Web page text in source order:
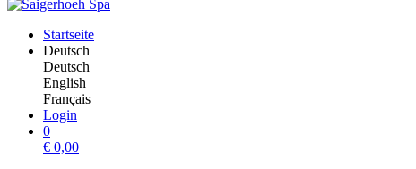
Startseite
Deutsch
Deutsch
English
Français
Login
0
€ 0,00